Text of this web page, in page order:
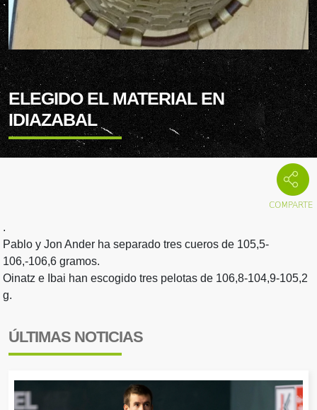
ELEGIDO EL MATERIAL EN
IDIAZABAL
.
Pablo y Jon Ander ha separado tres cueros de 105,5-
106,-106,6 gramos.
Oinatz e Ibai han escogido tres pelotas de 106,8-104,9-105,2
g.
ÚLTIMAS NOTICIAS